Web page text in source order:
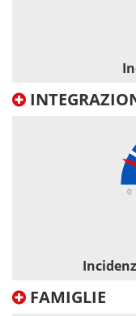
0
FAMIGLIE